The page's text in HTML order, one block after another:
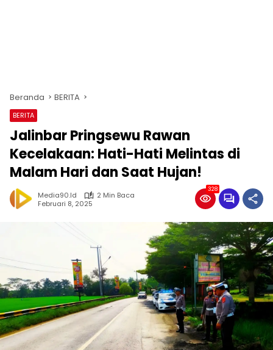
Beranda BERITA
BERITA
Jalinbar Pringsewu Rawan
Kecelakaan: Hati-Hati Melintas di
Malam Hari dan Saat Hujan!
Media90.id
2 Min Baca
Februari 8, 2025
328